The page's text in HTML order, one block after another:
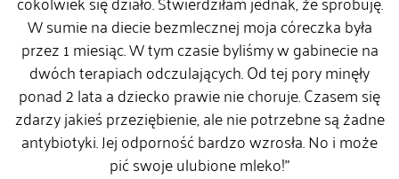
W sumie na diecie bezmlecznej moja córeczka była
przez 1 miesiąc. W tym czasie byliśmy w gabinecie na
dwóch terapiach odczulających. Od tej pory minęły
ponad 2 lata a dziecko prawie nie choruje. Czasem się
zdarzy jakieś przeziębienie, ale nie potrzebne są żadne
antybiotyki. Jej odporność bardzo wzrosła. No i może
pić swoje ulubione mleko!”